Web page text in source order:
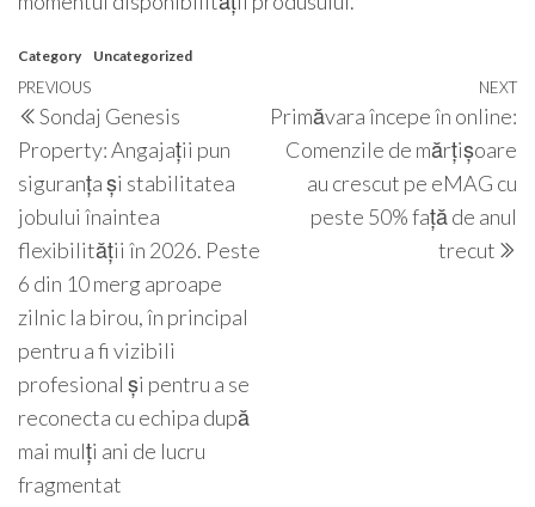
Category Uncategorized
Post
navigation
Previous
Post
PREVIOUS
Sondaj Genesis
Property: Angajații pun
siguranța și stabilitatea
jobului înaintea
flexibilității în 2026. Peste
6 din 10 merg aproape
zilnic la birou, în principal
pentru a fi vizibili
profesional și pentru a se
reconecta cu echipa după
mai mulți ani de lucru
fragmentat
NEXT
Primăvara începe în online:
Comenzile de mărțișoare
au crescut pe eMAG cu
peste 50% față de anul
trecut